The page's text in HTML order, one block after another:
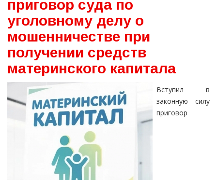
приговор суда по
уголовному делу о
мошенничестве при
получении средств
материнского капитала
Вступил в
законную силу
приговор